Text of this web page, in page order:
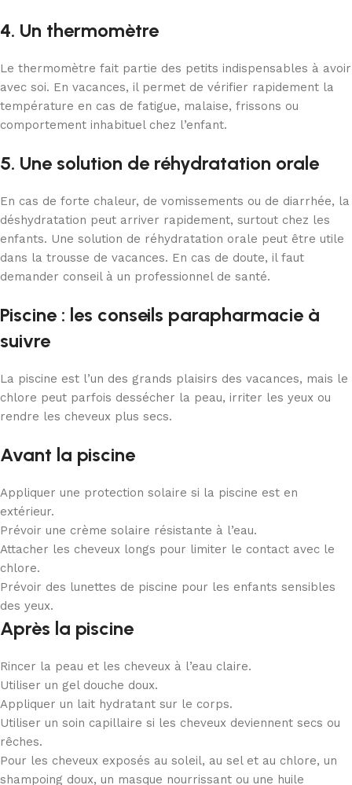
4. Un thermomètre
Le thermomètre fait partie des petits indispensables à avoir
avec soi. En vacances, il permet de vérifier rapidement la
température en cas de fatigue, malaise, frissons ou
comportement inhabituel chez l’enfant.
5. Une solution de réhydratation orale
En cas de forte chaleur, de vomissements ou de diarrhée, la
déshydratation peut arriver rapidement, surtout chez les
enfants. Une solution de réhydratation orale peut être utile
dans la trousse de vacances. En cas de doute, il faut
demander conseil à un professionnel de santé.
Piscine : les conseils parapharmacie à
suivre
La piscine est l’un des grands plaisirs des vacances, mais le
chlore peut parfois dessécher la peau, irriter les yeux ou
rendre les cheveux plus secs.
Avant la piscine
Appliquer une protection solaire si la piscine est en
extérieur.
Prévoir une crème solaire résistante à l’eau.
Attacher les cheveux longs pour limiter le contact avec le
chlore.
Prévoir des lunettes de piscine pour les enfants sensibles
des yeux.
Après la piscine
Rincer la peau et les cheveux à l’eau claire.
Utiliser un gel douche doux.
Appliquer un lait hydratant sur le corps.
Utiliser un soin capillaire si les cheveux deviennent secs ou
rêches.
Pour les cheveux exposés au soleil, au sel et au chlore, un
shampoing doux, un masque nourrissant ou une huile